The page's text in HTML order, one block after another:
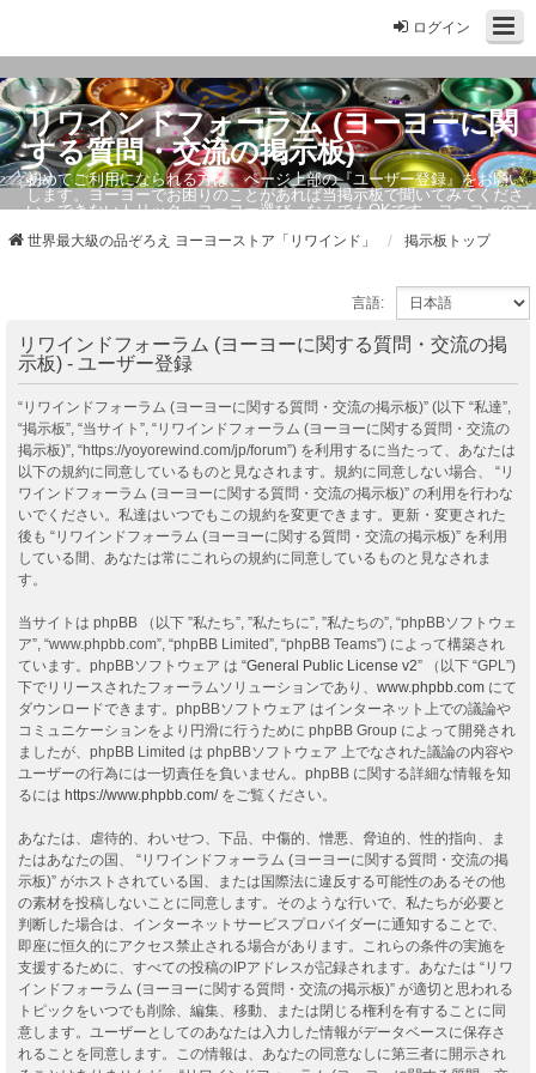
ログイン
リワインドフォーラム (ヨーヨーに関
する質問・交流の掲示板)
初めてご利用になられる方は、ページ上部の『ユーザー登録』をお願い
します。ヨーヨーでお困りのことがあれば当掲示板で聞いてみてくださ
い。できないトリック・ヨーヨー選び、なんでもOKです。ヨーヨーのプ
世界最大級の品ぞろえ ヨーヨーストア「リワインド」 掲示板トップ
言語:
リワインドフォーラム (ヨーヨーに関する質問・交流の掲
示板) - ユーザー登録
“リワインドフォーラム (ヨーヨーに関する質問・交流の掲示板)” (以下 “私達”,
“掲示板”, “当サイト”, “リワインドフォーラム (ヨーヨーに関する質問・交流の
掲示板)”, “https://yoyorewind.com/jp/forum”) を利用するに当たって、あなたは
以下の規約に同意しているものと見なされます。規約に同意しない場合、 “リ
ワインドフォーラム (ヨーヨーに関する質問・交流の掲示板)” の利用を行わな
いでください。私達はいつでもこの規約を変更できます。更新・変更された
後も “リワインドフォーラム (ヨーヨーに関する質問・交流の掲示板)” を利用
している間、あなたは常にこれらの規約に同意しているものと見なされま
す。
当サイトは phpBB （以下 ”私たち”, ”私たちに”, ”私たちの”, “phpBBソフトウェ
ア”, “www.phpbb.com”, “phpBB Limited”, “phpBB Teams”) によって構築され
ています。phpBBソフトウェア は “General Public License v2” （以下 “GPL”)
下でリリースされたフォーラムソリューションであり、 www.phpbb.com にて
ダウンロードできます。phpBBソフトウェア はインターネット上での議論や
コミュニケーションをより円滑に行うために phpBB Group によって開発され
ましたが、phpBB Limited は phpBBソフトウェア 上でなされた議論の内容や
ユーザーの行為には一切責任を負いません。phpBB に関する詳細な情報を知
るには https://www.phpbb.com/をご覧ください。
あなたは、虐待的、わいせつ、下品、中傷的、憎悪、脅迫的、性的指向、ま
たはあなたの国、 “リワインドフォーラム (ヨーヨーに関する質問・交流の掲
示板)” がホストされている国、または国際法に違反する可能性のあるその他
の素材を投稿しないことに同意します。そのような行いで、私たちが必要と
判断した場合は、インターネットサービスプロバイダーに通知することで、
即座に恒久的にアクセス禁止される場合があります。これらの条件の実施を
支援するために、すべての投稿のIPアドレスが記録されます。あなたは “リワ
インドフォーラム (ヨーヨーに関する質問・交流の掲示板)” が適切と思われる
トピックをいつでも削除、編集、移動、または閉じる権利を有することに同
意します。ユーザーとしてのあなたは入力した情報がデータベースに保存さ
れることを同意します。この情報は、あなたの同意なしに第三者に開示され